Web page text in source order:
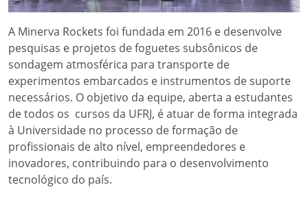
A Minerva Rockets foi fundada em 2016 e desenvolve
pesquisas e projetos de foguetes subsônicos de
sondagem atmosférica para transporte de
experimentos embarcados e instrumentos de suporte
necessários. O objetivo da equipe, aberta a estudantes
de todos os cursos da UFRJ, é atuar de forma integrada
à Universidade no processo de formação de
profissionais de alto nível, empreendedores e
inovadores, contribuindo para o desenvolvimento
tecnológico do país.